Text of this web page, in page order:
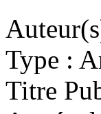
Type :
Titre